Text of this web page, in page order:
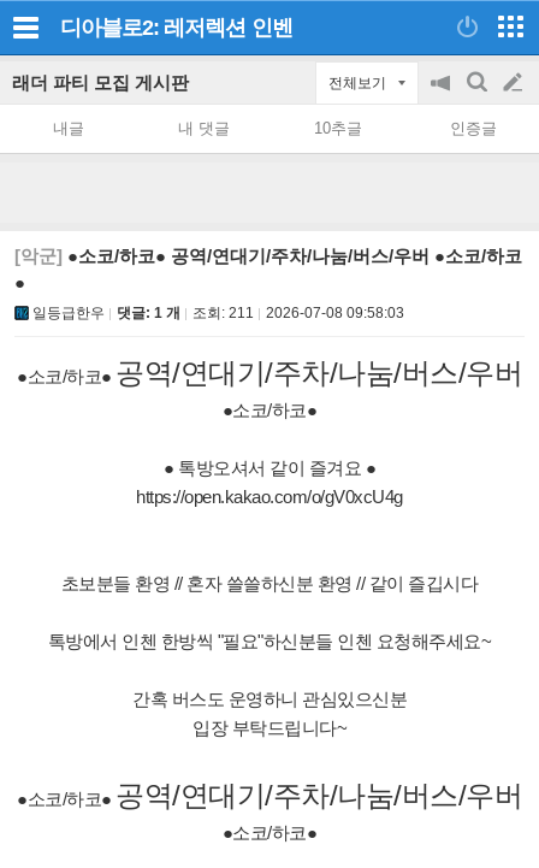
디아블로2: 레저렉션 인벤
래더 파티 모집 게시판 전체보기
공
on/off
검
색
글
쓰
내글 내 댓글 10추글 인증글
[악군] ●소코/하코● 공역/연대기/주차/나눔/버스/우버 ●소코/하코
●
일등급한우 댓글: 1 개 조회: 211 2026-07-08 09:58:03
●소코/하코● 공역/연대기/주차/나눔/버스/우버
●소코/하코●
● 톡방오셔서 같이 즐겨요 ●
https://open.kakao.com/o/gV0xcU4g
초보분들 환영 // 혼자 쓸쓸하신분 환영 // 같이 즐깁시다
톡방에서 인첸 한방씩 "필요"하신분들 인첸 요청해주세요~
간혹 버스도 운영하니 관심있으신분
입장 부탁드립니다~
●소코/하코● 공역/연대기/주차/나눔/버스/우버
●소코/하코●